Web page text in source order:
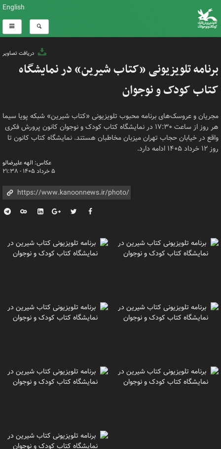
English
دریافت تصاویر
برنامه تلویزیونی «کتاب شیرین» در نمایشگاه
کتاب کودک و نوجوان
مجریان و عروسک‌های برنامه محبوب تلویزیونی «کتاب شیرین» شبکه پویا سیما
هر روز از ساعت ۱۷:۳۰ در نمایشگاه کتاب کودک و نوجوان کانون پرورش فکری
واقع در خیابان حجاب تهران میزبان مخاطبان هستند. نمایشگاه کتاب کانون تا
روز ۱۲ خرداد ۱۴۰۵ ادامه دارد.
عکاس: الهه علیرضالو
۵ خرداد ۱۴۰۵ - ۲۱:۳۸